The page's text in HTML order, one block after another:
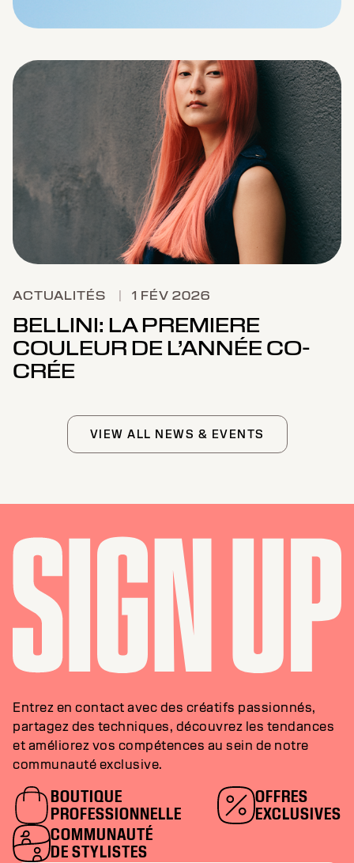
ACTUALITÉS 1 FÉV 2026
BELLINI: LA PREMIERE
COULEUR DE L’ANNÉE CO-
CRÉE
VIEW ALL NEWS & EVENTS
Entrez en contact avec des créatifs passionnés,
partagez des techniques, découvrez les tendances
et améliorez vos compétences au sein de notre
communauté exclusive.
BOUTIQUE
PROFESSIONNELLE
OFFRES
EXCLUSIVES
COMMUNAUTÉ
DE STYLISTES